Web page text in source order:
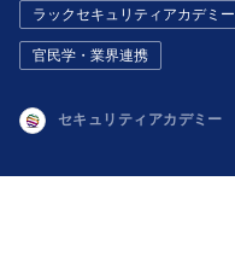
ラックセキュリティアカデミー
官民学・業界連携
セキュリティアカデミー